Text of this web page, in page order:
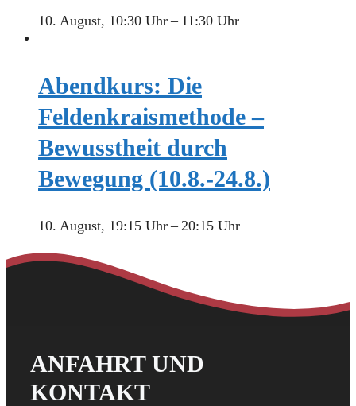
10. August, 10:30 Uhr– 11:30 Uhr
Abendkurs: Die
Feldenkraismethode –
Bewusstheit durch
Bewegung (10.8.-24.8.)
10. August, 19:15 Uhr– 20:15 Uhr
ANFAHRT UND
KONTAKT